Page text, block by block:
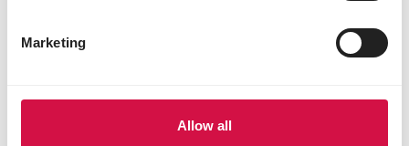
Marketing
Allow all